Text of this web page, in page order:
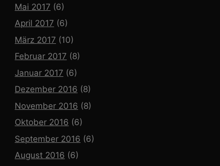
Mai 2017 (6)
April 2017 (6)
März 2017 (10)
Februar 2017 (8)
Januar 2017 (6)
Dezember 2016 (8)
November 2016 (8)
Oktober 2016 (6)
September 2016 (6)
August 2016 (6)